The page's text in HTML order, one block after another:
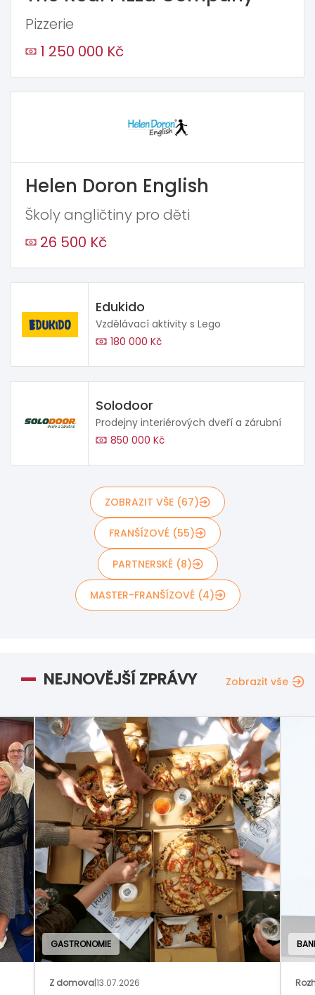
Pizzerie
1 250 000 Kč
Helen Doron English
Školy angličtiny pro děti
26 500 Kč
Edukido
Vzdělávací aktivity s Lego
180 000 Kč
Solodoor
Prodejny interiérových dveří a zárubní
850 000 Kč
ZOBRAZIT VŠE (67)
FRANŠÍZOVÉ (55)
PARTNERSKÉ (8)
MASTER-FRANŠÍZOVÉ (4)
NEJNOVĚJŠÍ ZPRÁVY Zobrazit vše
GASTRONOMIE
Z domova|13.07.2026